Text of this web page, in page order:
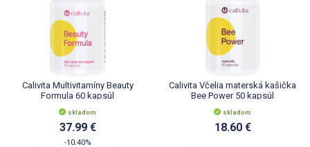
Calivita Multivitamíny Beauty
Formula 60 kapsúl
skladom
37.99 €
-10.40%
Calivita Včelia materská kašička
Bee Power 50 kapsúl
skladom
18.60 €